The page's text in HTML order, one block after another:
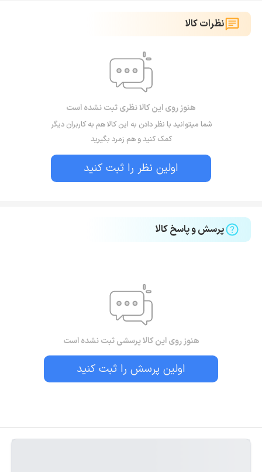
نظرات کالا
هنوز روی این کالا نظری ثبت نشده است
شما میتوانید با نظر دادن به این کالا هم به کاربران دیگر
کمک کنید و هم زمرد بگیرید
اولین نظر را ثبت کنید
پرسش و پاسخ کالا
هنوز روی این کالا پرسشی ثبت نشده است
اولین پرسش را ثبت کنید